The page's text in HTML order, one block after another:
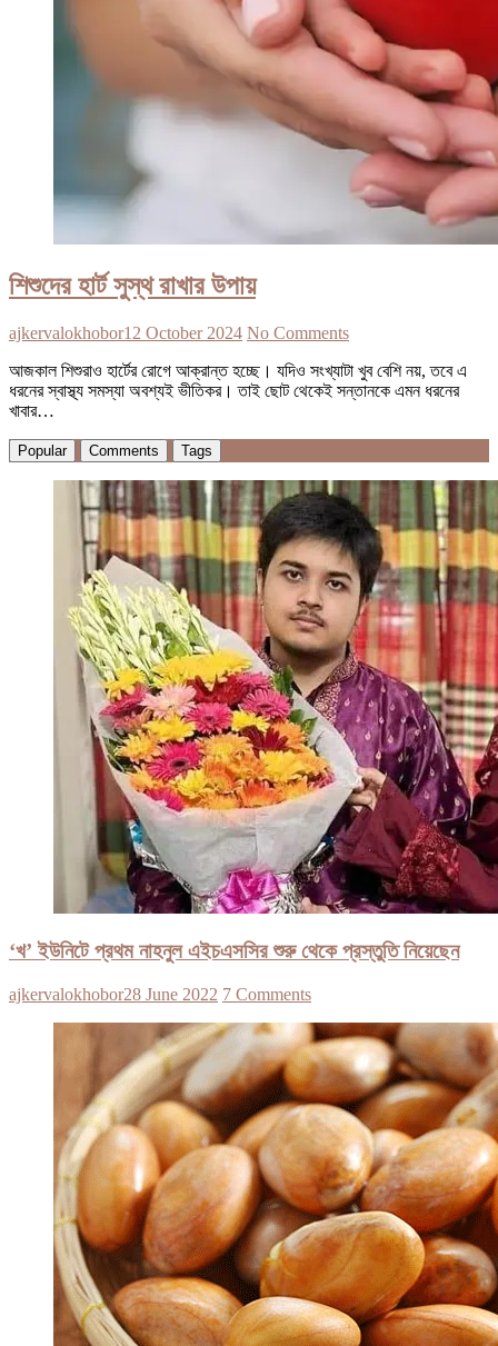
শিশুদের হার্ট সুস্থ রাখার উপায়
ajkervalokhobor12 October 2024 No Comments
আজকাল শিশুরাও হার্টের রোগে আক্রান্ত হচ্ছে। যদিও সংখ্যাটা খুব বেশি নয়, তবে এ
ধরনের স্বাস্থ্য সমস্যা অবশ্যই ভীতিকর। তাই ছোট থেকেই সন্তানকে এমন ধরনের
খাবার…
Popular Comments Tags
‘খ’ ইউনিটে প্রথম নাহনুল এইচএসসির শুরু থেকে প্রস্তুতি নিয়েছেন
ajkervalokhobor28 June 2022 7 Comments